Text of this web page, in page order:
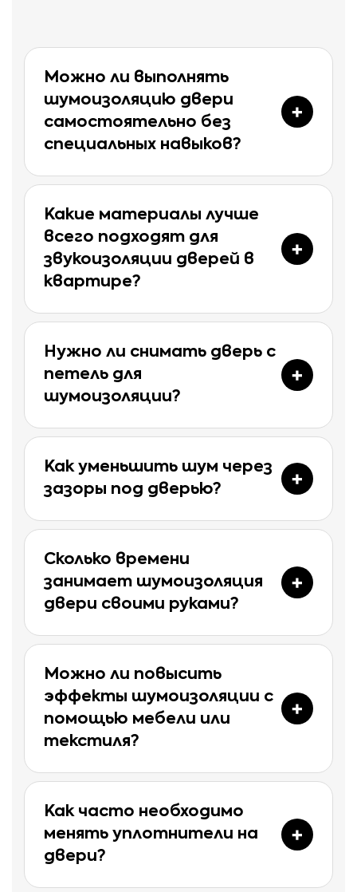
Можно ли выполнять
шумоизоляцию двери
самостоятельно без
специальных навыков?
Какие материалы лучше
всего подходят для
звукоизоляции дверей в
квартире?
Нужно ли снимать дверь с
петель для
шумоизоляции?
Как уменьшить шум через
зазоры под дверью?
Сколько времени
занимает шумоизоляция
двери своими руками?
Можно ли повысить
эффекты шумоизоляции с
помощью мебели или
текстиля?
Как часто необходимо
менять уплотнители на
двери?